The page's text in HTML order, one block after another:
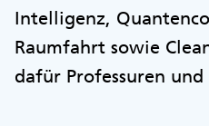
Intelligenz,
Raumfahrt sowie
dafür Professuren